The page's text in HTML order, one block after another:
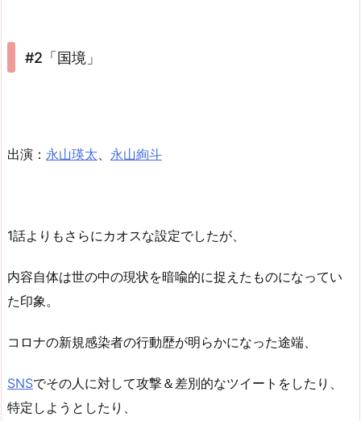
#2「国境」
出演： 永山瑛太 永山絢斗
1話よりもさらにカオスな設定でしたが、
内容自体は世の中の現状を暗喩的に捉えたものになってい
た印象。
コロナの新規感染者の行動歴が明らかになった途端、
SNSでその人に対して攻撃＆差別的なツイートをしたり、
特定しようとしたり、